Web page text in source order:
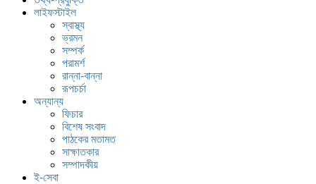
লাইফস্টাইল
স্বাস্থ্য
ভ্রমন
সম্পর্ক
পরামর্শ
রান্না-বান্না
রূপচর্চা
অন্যান্য
ফিচার
বিশেষ সংবাদ
পাঠকের মতামত
সাক্ষাতকার
সম্পাদকীয়
ই-সেবা